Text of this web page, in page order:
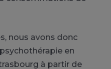
nous avons donc
en
à partir de